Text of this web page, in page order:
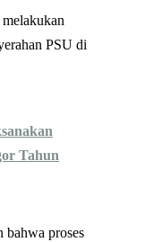
PSU di
Tahun
bahwa proses